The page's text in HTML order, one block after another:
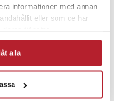
informationen med annan
eller som de har
alla
Övriga djurtillbehör